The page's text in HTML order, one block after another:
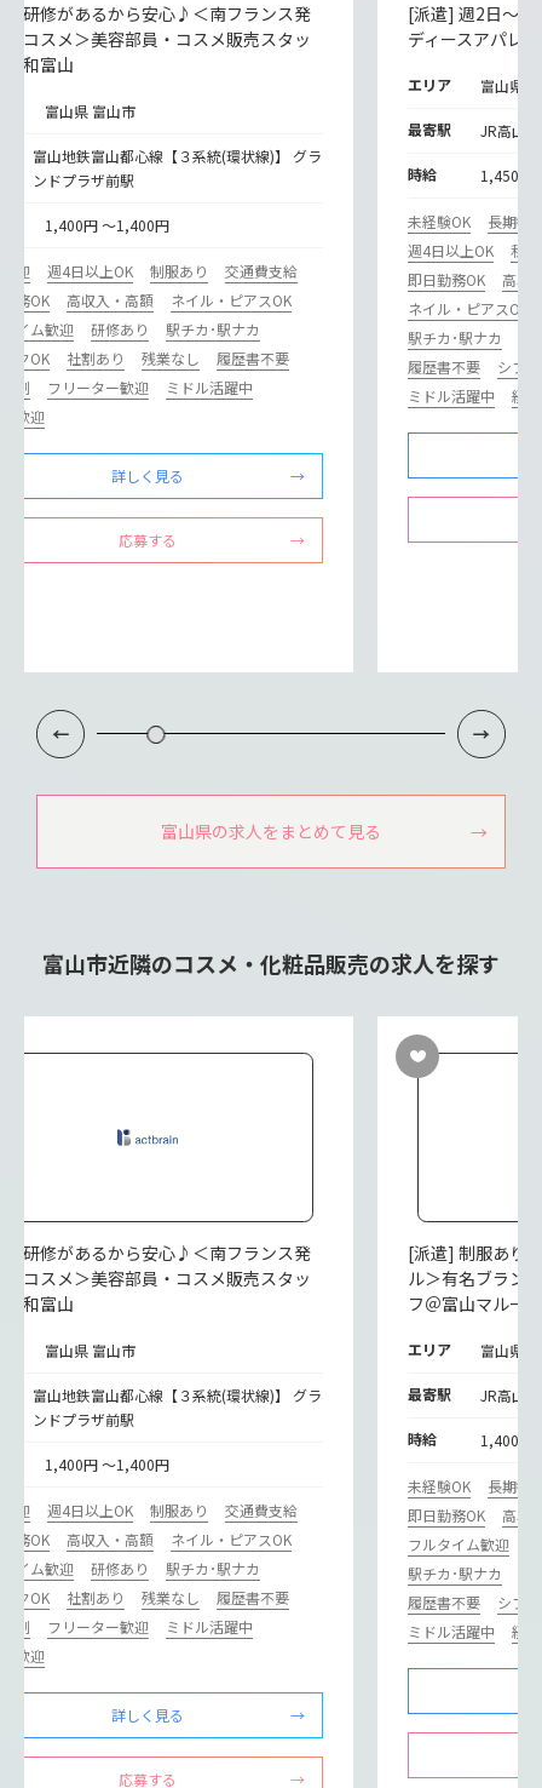
] 研修があるから安心♪＜南フランス発
派コスメ＞美容部員・コスメ販売スタッ
大和富山
富山県 富山市
富山地鉄富山都心線【３系統(環状線)】 グラ
ンドプラザ前駅
1,400円 ～1,400円
迎 週4日以上OK 制服あり
交通費支給
務OK
高収入・高額
ネイル・ピアスOK
イム歓迎
研修あり
駅チカ･駅ナカ
クOK
社割あり 残業なし
履歴書不要
制
フリーター歓迎
ミドル活躍中
歓迎
詳しく見る
応募する
[派遣] 週2日～
ディースアパレ
エリア 富山県
最寄駅 JR高山
時給 1,450円
未経験OK
長期歓
週4日以上OK
私
即日勤務OK
高収
ネイル・ピアスOK
駅チカ･駅ナカ
履歴書不要
シフ
ミドル活躍中
経
富山県の求人をまとめて見る
富山市近隣のコスメ・化粧品販売の求人を探す
] 研修があるから安心♪＜南フランス発
派コスメ＞美容部員・コスメ販売スタッ
大和富山
富山県 富山市
富山地鉄富山都心線【３系統(環状線)】 グラ
ンドプラザ前駅
1,400円 ～1,400円
迎 週4日以上OK 制服あり
交通費支給
務OK
高収入・高額
ネイル・ピアスOK
イム歓迎
研修あり
駅チカ･駅ナカ
クOK
社割あり 残業なし
履歴書不要
制
フリーター歓迎
ミドル活躍中
歓迎
詳しく見る
応募する
[派遣] 制服あり
ル＞有名ブラン
フ＠富山マルー
エリア 富山県
最寄駅 JR高山
時給 1,400円
未経験OK
長期歓
即日勤務OK
高収
フルタイム歓迎
駅チカ･駅ナカ
履歴書不要
シフ
ミドル活躍中
経